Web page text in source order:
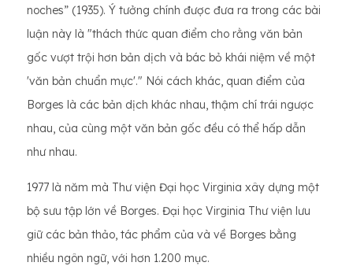
noches” (1935). Ý tưởng chính được đưa ra trong các bài
luận này là "thách thức quan điểm cho rằng văn bản
gốc vượt trội hơn bản dịch và bác bỏ khái niệm về một
'văn bản chuẩn mực'." Nói cách khác, quan điểm của
Borges là các bản dịch khác nhau, thậm chí trái ngược
nhau, của cùng một văn bản gốc đều có thể hấp dẫn
như nhau.
1977 là năm mà Thư viện Đại học Virginia xây dựng một
bộ sưu tập lớn về Borges. Đại học Virginia Thư viện lưu
giữ các bản thảo, tác phẩm của và về Borges bằng
nhiều ngôn ngữ, với hơn 1.200 mục.